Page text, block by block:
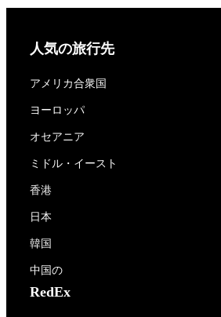
人気の旅行先
アメリカ合衆国
ヨーロッパ
オセアニア
ミドル・イースト
香港
日本
韓国
中国の
RedEx